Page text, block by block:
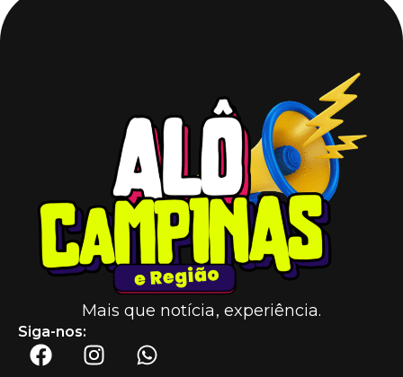
Mais que notícia, experiência.
Siga-nos: